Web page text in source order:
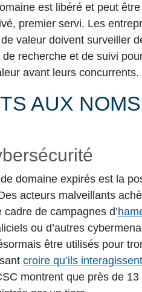
est libéré et peut
premier servi. Les
valeur doivent surveiller
recherche et de suivi
avant leurs concurrents.
AUX
domaine expirés est la
acteurs malveillants
de campagnes d’
ou d’autres
être utilisés pour
croire qu’ils
montrent que près de